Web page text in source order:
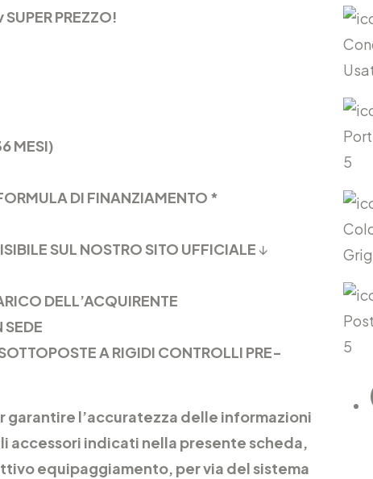
PREZZO!
MESI)
DI FINANZIAMENTO *
SUL NOSTRO SITO UFFICIALE ↓
DELL’ACQUIRENTE
A RIGIDI CONTROLLI PRE-
garantire l’accuratezza delle informazioni
accessori indicati nella presente scheda,
equipaggiamento, per via del sistema
5
5